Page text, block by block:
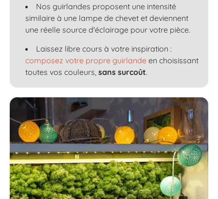
Nos guirlandes proposent une intensité
similaire à une lampe de chevet et deviennent
une réelle source d'éclairage pour votre pièce.
Laissez libre cours à votre inspiration :
composez votre propre guirlande en choisissant
toutes vos couleurs, sans surcoût.